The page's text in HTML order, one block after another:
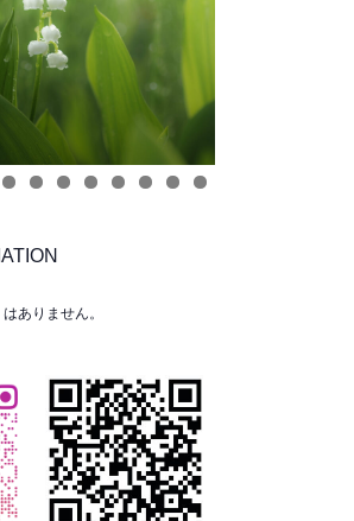
ありません。